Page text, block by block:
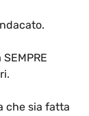
che sia fatta